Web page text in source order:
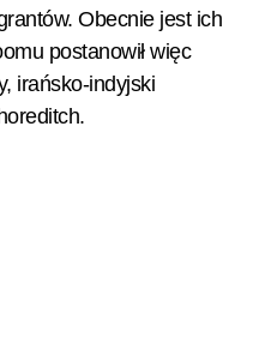
Obecnie jest ich
postanowił więc
irańsko-indyjski